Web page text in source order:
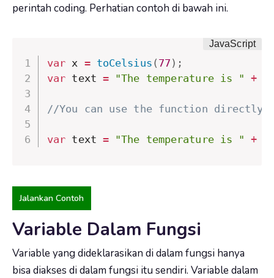
perintah coding. Perhatian contoh di bawah ini.
var x = toCelsius ( 77 ) ;
var text = "The temperature is " +
//You can use the function
var text = "The temperature is " +
Jalankan Contoh
Variable Dalam Fungsi
Variable yang dideklarasikan di dalam fungsi hanya
bisa diakses di dalam fungsi itu sendiri. Variable dalam